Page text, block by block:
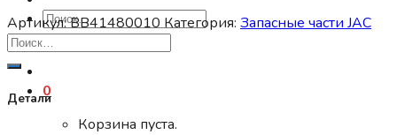
Искать:
0
Корзина пуста.
Артикул:BB41480010Категория: Запасные части JAC
Детали